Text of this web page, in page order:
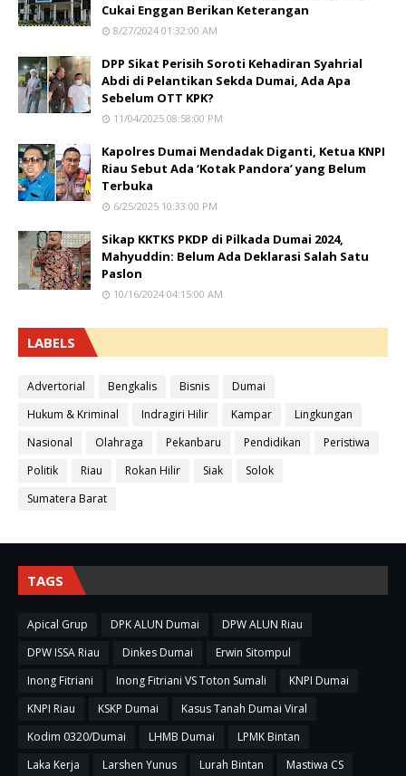
Cukai Enggan Berikan Keterangan
8/27/2024 01:32:00 AM
DPP Sikat Perisih Soroti Kehadiran Syahrial
Abdi di Pelantikan Sekda Dumai, Ada Apa
Sebelum OTT KPK?
11/04/2025 08:58:00 PM
Kapolres Dumai Mendadak Diganti, Ketua KNPI
Riau Sebut Ada ‘Kotak Pandora’ yang Belum
Terbuka
6/25/2025 10:33:00 PM
Sikap KKTKS PKDP di Pilkada Dumai 2024,
Mahyuddin: Belum Ada Deklarasi Salah Satu
Paslon
10/16/2024 04:15:00 AM
LABELS
Advertorial Bengkalis Bisnis
Dumai
Hukum & Kriminal
Indragiri Hilir Kampar
Lingkungan
Nasional
Olahraga Pekanbaru Pendidikan
Peristiwa
Politik
Riau Rokan Hilir Siak
Solok
Sumatera Barat
TAGS
Apical Grup DPK ALUN Dumai
DPW ALUN Riau
DPW ISSA Riau
Dinkes Dumai
Erwin Sitompul
Inong Fitriani
Inong Fitriani VS Toton Sumali
KNPI Dumai
KNPI Riau
KSKP Dumai
Kasus Tanah Dumai Viral
Kodim 0320/Dumai
LHMB Dumai
LPMK Bintan
Laka Kerja
Larshen Yunus Lurah Bintan
Mastiwa CS